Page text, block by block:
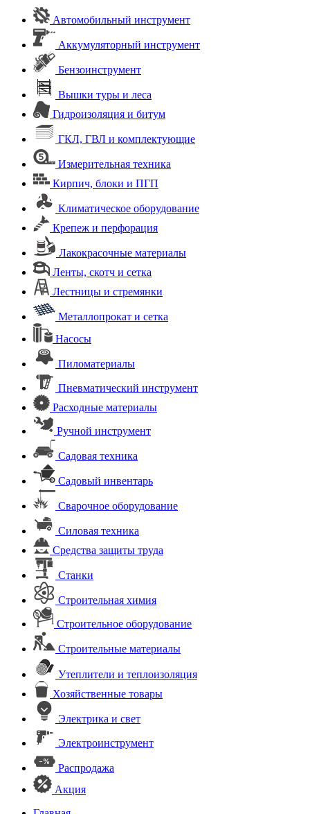
Автомобильный инструмент
Аккумуляторный инструмент
Бензоинструмент
Вышки туры и леса
Гидроизоляция и битум
ГКЛ, ГВЛ и комплектующие
Измерительная техника
Кирпич, блоки и ПГП
Климатическое оборудование
Крепеж и перфорация
Лакокрасочные материалы
Ленты, скотч и сетка
Лестницы и стремянки
Металлопрокат и сетка
Насосы
Пиломатериалы
Пневматический инструмент
Расходные материалы
Ручной инструмент
Садовая техника
Садовый инвентарь
Сварочное оборудование
Силовая техника
Средства защиты труда
Станки
Строительная химия
Строительное оборудование
Строительные материалы
Утеплители и теплоизоляция
Хозяйственные товары
Электрика и свет
Электроинструмент
Распродажа
Акция